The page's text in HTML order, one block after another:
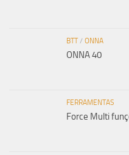
BTT/ ONNA
ONNA 40
FERRAMENTAS
Force Multi